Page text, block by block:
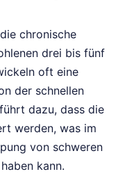
chronische
drei bis fünf
oft eine
der schnellen
dazu, dass die
werden, was im
von schweren
kann.